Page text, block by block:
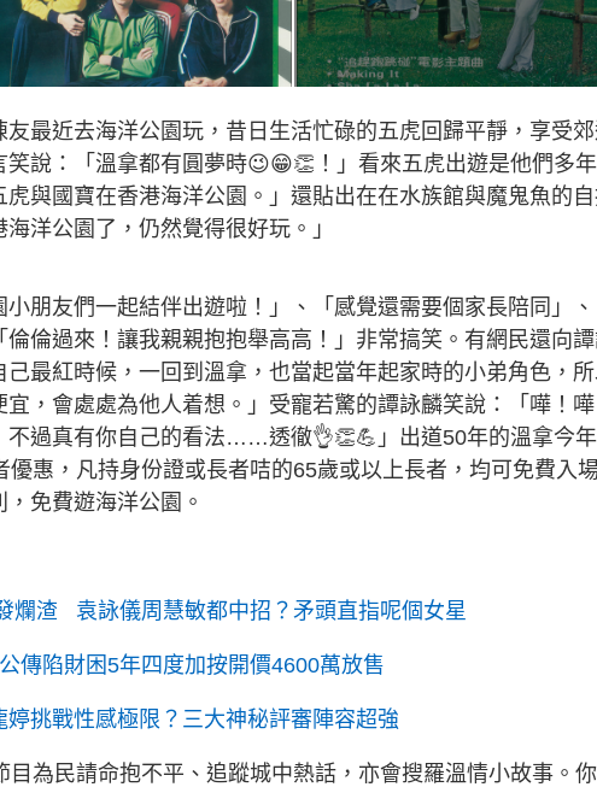
最近去海洋公園玩，昔日生活忙碌的五虎回歸平靜，享受
說：「溫拿都有圓夢時😉😁👏！」看來五虎出遊是他們多
與國寶在香港海洋公園。」還貼出在在水族館與魔鬼魚的
洋公園了，仍然覺得很好玩。」
朋友們一起結伴出遊啦！」、「感覺還需要個家長陪同」、
倫倫過來！讓我親親抱抱舉高高！」非常搞笑。有網民還向
最紅時候，一回到溫拿，也當起當年起家時的小弟角色，
，會處處為他人着想。」受寵若驚的譚詠麟笑說：「嘩！
不過真有你自己的看法……透徹👌👏💪」出道50年的溫拿今
惠，凡持身份證或長者咭的65歲或以上長者，均可免費入
免費遊海洋公園。
爛渣 袁詠儀周慧敏都中招？矛頭直指呢個女星
傳陷財困5年四度加按開價4600萬放售
挑戰性感極限？三大神秘評審陣容超強
目為民請命抱不平、追蹤城中熱話，亦會搜羅溫情小故事。